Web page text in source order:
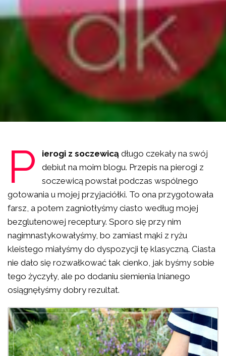
P ierogi z soczewicądługo czekały na swój
debiut na moim blogu. Przepis na pierogi z
soczewicą powstał podczas wspólnego
gotowania u mojej przyjaciółki. To ona przygotowała
farsz, a potem zagniotłyśmy ciasto według mojej
bezglutenowej receptury. Sporo się przy nim
nagimnastykowałyśmy, bo zamiast mąki z ryżu
kleistego miałyśmy do dyspozycji tę klasyczną. Ciasta
nie dało się rozwałkować tak cienko, jak byśmy sobie
tego życzyły, ale po dodaniu siemienia lnianego
osiągnęłyśmy dobry rezultat.